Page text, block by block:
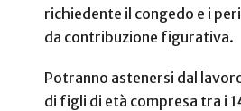
richiedente il congedo e i
da contribuzione figurativa.
Potranno astenersi dal
di figli di età compresa tra i